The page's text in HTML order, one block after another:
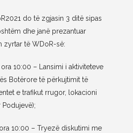
do të zgjasin 3 ditë sipas
dhe janë prezantuar
zyrtar të WDoR-së:
10:00 – Lansimi i aktiviteteve
Botërore të përkujtimit të
e trafikut rrugor, lokacioni
Podujevë);
10:00 – Tryezë diskutimi me